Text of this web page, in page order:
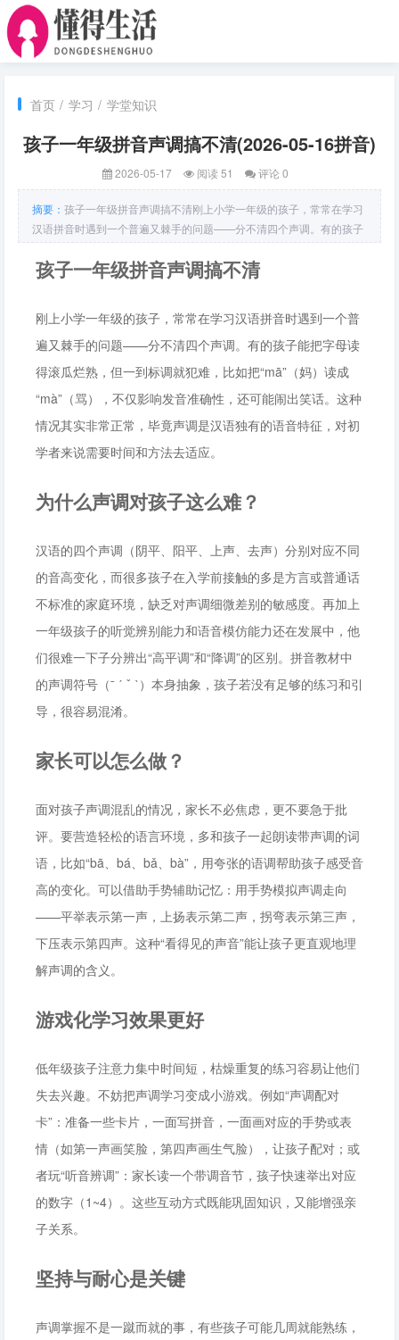
首页 / 学习 / 学堂知识
孩子一年级拼音声调搞不清(2026-05-16拼音)
2026-05-17 阅读 51 评论 0
摘要： 孩子一年级拼音声调搞不清刚上小学一年级的孩子，常常在学习
汉语拼音时遇到一个普遍又棘手的问题——分不清四个声调。有的孩子
能把字母读得滚瓜烂熟，但一到标调就犯难，比如把“mā”（妈）读成
“mà”（骂）
孩子一年级拼音声调搞不清
刚上小学一年级的孩子，常常在学习汉语拼音时遇到一个普
遍又棘手的问题——分不清四个声调。有的孩子能把字母读
得滚瓜烂熟，但一到标调就犯难，比如把“mā”（妈）读成
“mà”（骂），不仅影响发音准确性，还可能闹出笑话。这种
情况其实非常正常，毕竟声调是汉语独有的语音特征，对初
学者来说需要时间和方法去适应。
为什么声调对孩子这么难？
汉语的四个声调（阴平、阳平、上声、去声）分别对应不同
的音高变化，而很多孩子在入学前接触的多是方言或普通话
不标准的家庭环境，缺乏对声调细微差别的敏感度。再加上
一年级孩子的听觉辨别能力和语音模仿能力还在发展中，他
们很难一下子分辨出“高平调”和“降调”的区别。拼音教材中
的声调符号（ˉ ˊ ˇ ˋ）本身抽象，孩子若没有足够的练习和引
导，很容易混淆。
家长可以怎么做？
面对孩子声调混乱的情况，家长不必焦虑，更不要急于批
评。要营造轻松的语言环境，多和孩子一起朗读带声调的词
语，比如“bā、bá、bǎ、bà”，用夸张的语调帮助孩子感受音
高的变化。可以借助手势辅助记忆：用手势模拟声调走向
——平举表示第一声，上扬表示第二声，拐弯表示第三声，
下压表示第四声。这种“看得见的声音”能让孩子更直观地理
解声调的含义。
游戏化学习效果更好
低年级孩子注意力集中时间短，枯燥重复的练习容易让他们
失去兴趣。不妨把声调学习变成小游戏。例如“声调配对
卡”：准备一些卡片，一面写拼音，一面画对应的手势或表
情（如第一声画笑脸，第四声画生气脸），让孩子配对；或
者玩“听音辨调”：家长读一个带调音节，孩子快速举出对应
的数字（1~4）。这些互动方式既能巩固知识，又能增强亲
子关系。
坚持与耐心是关键
声调掌握不是一蹴而就的事，有些孩子可能几周就能熟练，